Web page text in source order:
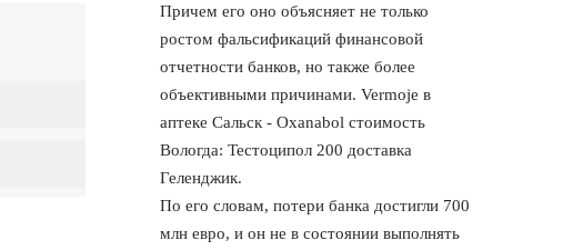
Причем его оно объясняет не только
ростом фальсификаций финансовой
отчетности банков, но также более
объективными причинами. Vermoje в
аптеке Сальск - Oxanabol стоимость
Вологда: Тестоципол 200 доставка
Геленджик.
По его словам, потери банка достигли 700
млн евро, и он не в состоянии выполнять